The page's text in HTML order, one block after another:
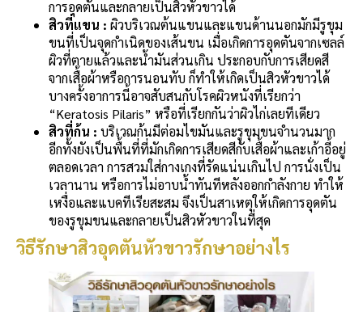
การอุดตันและกลายเป็นสิวหัวขาวได้
สิวที่แขน : ผิวบริเวณต้นแขนและแขนด้านนอกมักมีรูขุม
ขนที่เป็นจุดกำเนิดของเส้นขน เมื่อเกิดการอุดตันจากเซลล์
ผิวที่ตายแล้วและน้ำมันส่วนเกิน ประกอบกับการเสียดสี
จากเสื้อผ้าหรือการนอนทับ ก็ทำให้เกิดเป็นสิวหัวขาวได้
บางครั้งอาการนี้อาจสับสนกับโรคผิวหนังที่เรียกว่า
“Keratosis Pilaris” หรือที่เรียกกันว่าผิวไก่เลยทีเดียว
สิวที่ก้น : บริเวณก้นมีต่อมไขมันและรูขุมขนจำนวนมาก
อีกทั้งยังเป็นพื้นที่ที่มักเกิดการเสียดสีกับเสื้อผ้าและเก้าอี้อยู่
ตลอดเวลา การสวมใส่กางเกงที่รัดแน่นเกินไป การนั่งเป็น
เวลานาน หรือการไม่อาบน้ำทันทีหลังออกกำลังกาย ทำให้
เหงื่อและแบคทีเรียสะสม จึงเป็นสาเหตุให้เกิดการอุดตัน
ของรูขุมขนและกลายเป็นสิวหัวขาวในที่สุด
วิธีรักษาสิวอุดตันหัวขาวรักษาอย่างไร